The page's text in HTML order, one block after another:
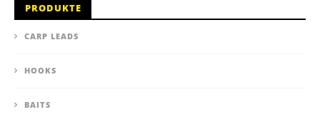
PRODUKTE
CARP LEADS
HOOKS
BAITS